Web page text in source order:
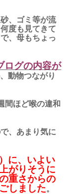
、ゴミ等が流
度も見てきて
、母もちょっ
ログの内容が
動物つながり
間ほど喉の違和
、あまり気に
に、いよい
がりそうに
重さからの
しました。